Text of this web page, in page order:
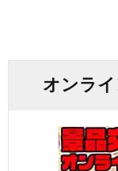
オンラ